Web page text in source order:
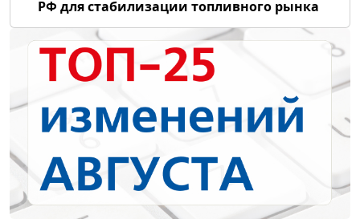
РФ для стабилизации топливного рынка